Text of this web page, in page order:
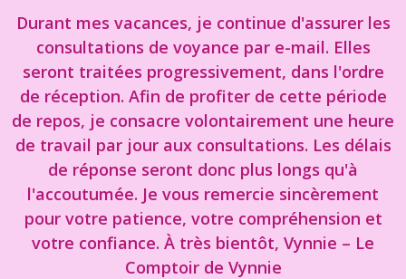
Durant mes vacances, je continue d'assurer les
consultations de voyance par e-mail. Elles
seront traitées progressivement, dans l'ordre
de réception. Afin de profiter de cette période
de repos, je consacre volontairement une heure
de travail par jour aux consultations. Les délais
de réponse seront donc plus longs qu'à
l'accoutumée. Je vous remercie sincèrement
pour votre patience, votre compréhension et
votre confiance. À très bientôt, Vynnie – Le
Comptoir de Vynnie